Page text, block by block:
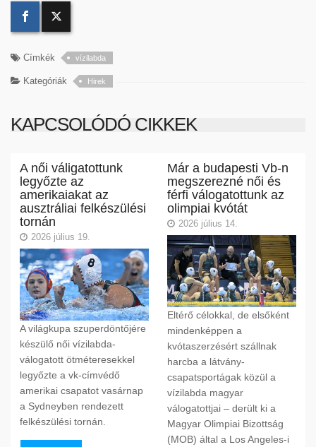
Címkék vízilabda
Kategóriák Hirek
KAPCSOLÓDÓ CIKKEK
A női váligatottunk
legyőzte az
amerikaiakat az
ausztráliai felkészülési
tornán
2026 július 19.
A világkupa szuperdöntőjére
készülő női vízilabda-
válogatott ötméteresekkel
legyőzte a vk-címvédő
amerikai csapatot vasárnap
a Sydneyben rendezett
felkészülési tornán.
Már a budapesti Vb-n
megszerezné női és
férfi válogatottunk az
olimpiai kvótát
2026 július 14.
Eltérő célokkal, de elsőként
mindenképpen a
kvótaszerzésért szállnak
harcba a látvány-
csapatsportágak közül a
vízilabda magyar
válogatottjai – derült ki a
Magyar Olimpiai Bizottság
(MOB) által a Los Angeles-i